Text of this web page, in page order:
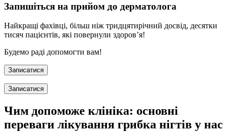
Запишіться на прийом до дерматолога
Найкращі фахівці, більш ніж тридцятирічний досвід, десятки
тисяч пацієнтів, які повернули здоров’я!
Будемо раді допомогти вам!
Записатися
Записатися
Чим допоможе клініка: основні
переваги лікування грибка нігтів у нас